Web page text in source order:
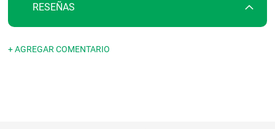
RESEÑAS
+ AGREGAR COMENTARIO